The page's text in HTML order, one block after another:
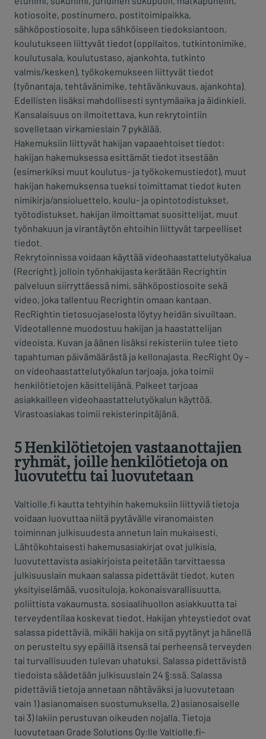
kotiosoite, postinumero, postitoimipaikka,
sähköpostiosoite, lupa sähköiseen tiedoksiantoon,
koulutukseen liittyvät tiedot (oppilaitos, tutkintonimike,
koulutusala, koulutustaso, ajankohta, tutkinto
valmis/kesken), työkokemukseen liittyvät tiedot
(työnantaja, tehtävänimike, tehtävänkuvaus, ajankohta).
Edellisten lisäksi mahdollisesti syntymäaika ja äidinkieli.
Kansalaisuus on ilmoitettava, kun rekrytointiin
sovelletaan virkamieslain 7 pykälää.
Hakemuksiin liittyvät hakijan vapaaehtoiset tiedot:
hakijan hakemuksessa esittämät tiedot itsestään
(esimerkiksi muut koulutus- ja työkokemustiedot), muut
hakijan hakemuksensa tueksi toimittamat tiedot kuten
nimikirja/ansioluettelo, koulu- ja opintotodistukset,
työtodistukset, hakijan ilmoittamat suosittelijat, muut
työnhakuun ja virantäytön ehtoihin liittyvät tarpeelliset
tiedot.
Rekrytoinnissa voidaan käyttää videohaastattelutyökalua
(Recright), jolloin työnhakijasta kerätään Recrightin
palveluun siirryttäessä nimi, sähköpostiosoite sekä
video, joka tallentuu Recrightin omaan kantaan.
RecRightin tietosuojaselosta löytyy heidän sivuiltaan.
Videotallenne muodostuu hakijan ja haastattelijan
videoista. Kuvan ja äänen lisäksi rekisteriin tulee tieto
tapahtuman päivämäärästä ja kellonajasta. RecRight Oy –
on videohaastattelutyökalun tarjoaja, joka toimii
henkilötietojen käsittelijänä. Palkeet tarjoaa
asiakkailleen videohaastattelutyökalun käyttöä.
Virastoasiakas toimii rekisterinpitäjänä.
5 Henkilötietojen vastaanottajien
ryhmät, joille henkilötietoja on
luovutettu tai luovutetaan
Valtiolle.fi kautta tehtyihin hakemuksiin liittyviä tietoja
voidaan luovuttaa niitä pyytävälle viranomaisten
toiminnan julkisuudesta annetun lain mukaisesti.
Lähtökohtaisesti hakemusasiakirjat ovat julkisia,
luovutettavista asiakirjoista peitetään tarvittaessa
julkisuuslain mukaan salassa pidettävät tiedot, kuten
yksityiselämää, vuosituloja, kokonaisvarallisuutta,
poliittista vakaumusta, sosiaalihuollon asiakkuutta tai
terveydentilaa koskevat tiedot. Hakijan yhteystiedot ovat
salassa pidettäviä, mikäli hakija on sitä pyytänyt ja hänellä
on perusteltu syy epäillä itsensä tai perheensä terveyden
tai turvallisuuden tulevan uhatuksi. Salassa pidettävistä
tiedoista säädetään julkisuuslain 24 §:ssä. Salassa
pidettäviä tietoja annetaan nähtäväksi ja luovutetaan
vain 1) asianomaisen suostumuksella, 2) asianosaiselle
tai 3) lakiin perustuvan oikeuden nojalla. Tietoja
luovutetaan Grade Solutions Oy:lle Valtiolle.fi-